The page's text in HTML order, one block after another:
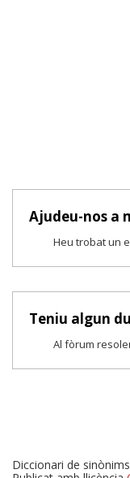
Ajudeu-nos a
Heu trobat un
Teniu algun
Al fòrum
Diccionari de